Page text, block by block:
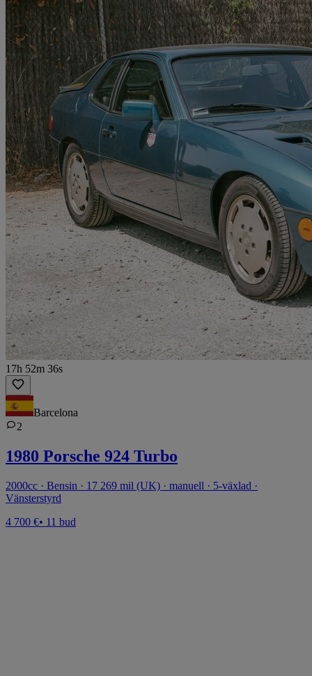
17h 52m 36s
Barcelona
2
1980 Porsche 924 Turbo
2000cc · Bensin · 17 269 mil (UK) · manuell · 5-växlad ·
Vänsterstyrd
4 700 €• 11 bud